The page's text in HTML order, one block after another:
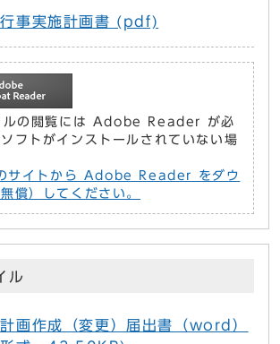
事実施計画書 (pdf)
ルの閲覧には Adobe Reader が必
フトがインストールされていない場
サイトから Adobe Reader をダウ
償）してください。
ル
画作成（変更）届出書（word）